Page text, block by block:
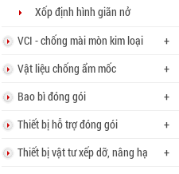
Xốp định hình giãn nở
VCI - chống mài mòn kim loại
+
Vật liệu chống ẩm mốc
+
Bao bì đóng gói
+
Thiết bị hỗ trợ đóng gói
+
Thiết bị vật tư xếp dỡ, nâng hạ
+